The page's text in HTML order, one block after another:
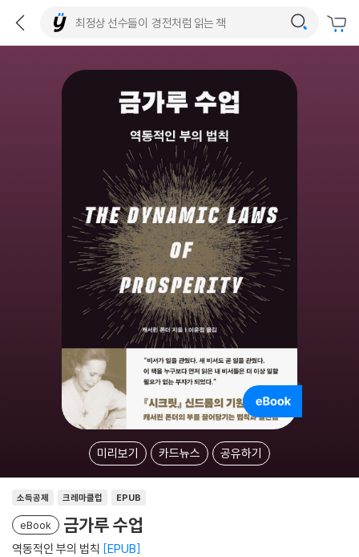
미리보기 카드뉴스 공유하기
소득공제 크레마클럽 EPUB
eBook 금가루 수업
역동적인 부의 법칙 EPUB